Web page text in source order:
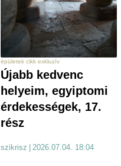
épületek cikk exkluzív
Újabb kedvenc
helyeim, egyiptomi
érdekességek, 17.
rész
szikrisz | 2026.07.04. 18:04